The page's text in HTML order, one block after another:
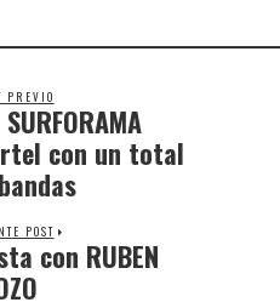
PREVIO
con un total
POST
con RUBEN